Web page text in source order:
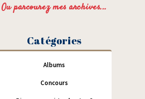
Ou parcourez mes archives...
Catégories
Albums
Concours